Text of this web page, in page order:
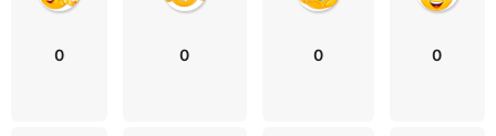
0 0 0 0